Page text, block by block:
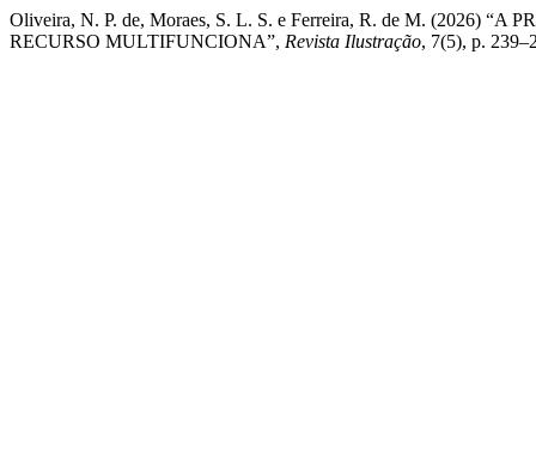
Oliveira, N. P. de, Moraes, S. L. S. e Ferreira, R. de M. (2026)
RECURSO MULTIFUNCIONA”, Revista Ilustração, 7(5), p.